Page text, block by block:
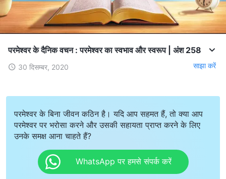
परमेश्वर के दैनिक वचन : परमेश्वर का स्वभाव और स्वरूप | अंश 258
30 दिसम्बर, 2020 साझा करें
परमेश्वर के बिना जीवन कठिन है। यदि आप सहमत हैं, तो क्या आप
परमेश्वर पर भरोसा करने और उसकी सहायता प्राप्त करने के लिए
उनके समक्ष आना चाहते हैं?
WhatsApp पर हमसे संपर्क करें